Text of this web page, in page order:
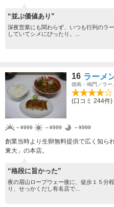
“並ぶ価値あり”
深夜営業にも関わらず、いつも行列のラ
していてシメにぴったり。...
16 ラーメ
徳島・鳴門／ラー
(口コミ 244件)
～¥999 ～¥999 ～¥999
創業当時より生卵無料提供で広く知ら
東大」の本店。
“格段に旨かった”
夜の眉山ロープウェー後に、徒歩１５分
り、せっかくだし有名店で...